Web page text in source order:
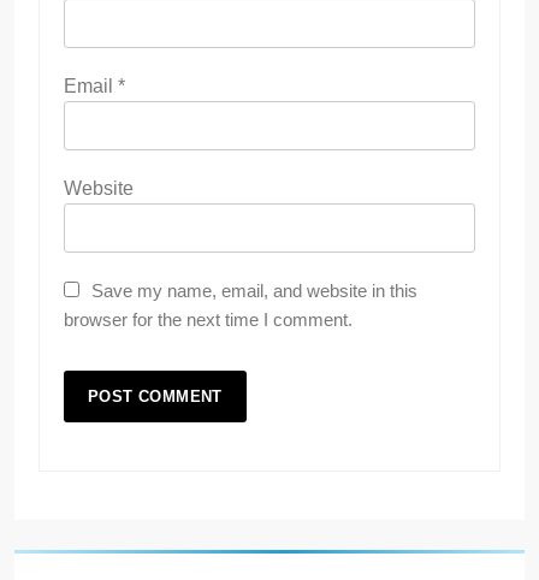
Email *
Website
Save my name, email, and website in this
browser for the next time I comment.